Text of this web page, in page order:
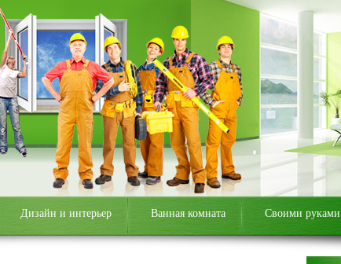
Дизайн и интерьер Ванная комната Своими руками